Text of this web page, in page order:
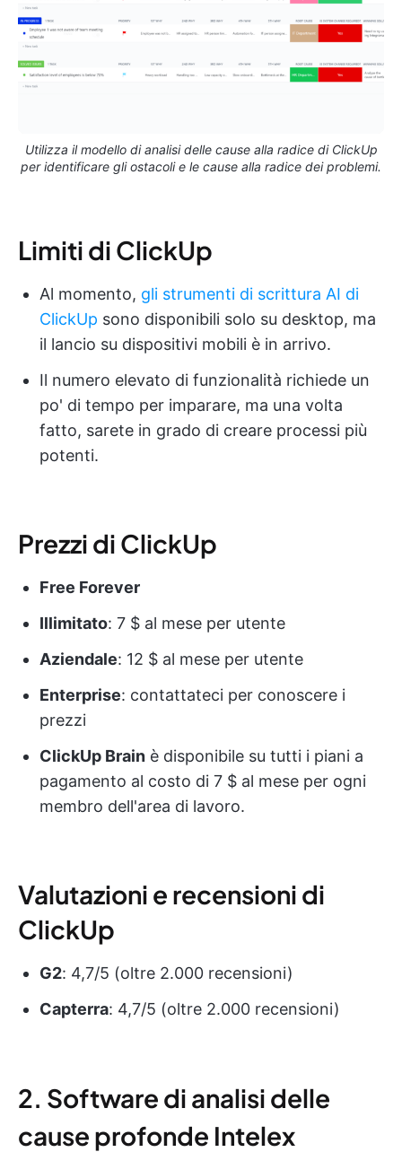
Utilizza il modello di analisi delle cause alla radice di ClickUp
per identificare gli ostacoli e le cause alla radice dei problemi.
Limiti di ClickUp
Al momento, gli strumenti di scrittura AI di
ClickUp sono disponibili solo su desktop, ma
il lancio su dispositivi mobili è in arrivo.
Il numero elevato di funzionalità richiede un
po' di tempo per imparare, ma una volta
fatto, sarete in grado di creare processi più
potenti.
Prezzi di ClickUp
Free Forever
Illimitato: 7 $ al mese per utente
Aziendale: 12 $ al mese per utente
Enterprise: contattateci per conoscere i
prezzi
ClickUp Brain è disponibile su tutti i piani a
pagamento al costo di 7 $ al mese per ogni
membro dell'area di lavoro.
Valutazioni e recensioni di
ClickUp
G2: 4,7/5 (oltre 2.000 recensioni)
Capterra: 4,7/5 (oltre 2.000 recensioni)
2. Software di analisi delle
cause profonde Intelex